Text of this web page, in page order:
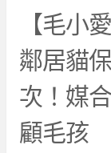
【毛小
鄰居貓
次！媒
顧毛孩